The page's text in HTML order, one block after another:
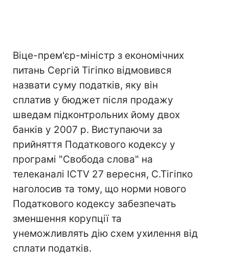
Віце-прем'єр-міністр з економічних
питань Сергій Тігіпко відмовився
назвати суму податків, яку він
сплатив у бюджет після продажу
шведам підконтрольних йому двох
банків у 2007 р. Виступаючи за
прийняття Податкового кодексу у
програмі "Свобода слова" на
телеканалі ICTV 27 вересня, С.Тігіпко
наголосив та тому, що норми нового
Податкового кодексу забезпечать
зменшення корупції та
унеможливлять дію схем ухилення від
сплати податків.